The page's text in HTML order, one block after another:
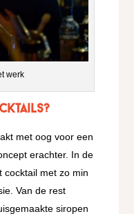
werk
met oog voor een
erachter. In de
cocktail met zo min
Van de rest
siropen